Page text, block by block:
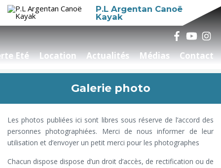
P.L Argentan Canoë
Kayak
Eté Location Actualités Médias Contact
Galerie photo
Les photos publiées ici sont libres sous réserve de l’accord des
personnes photographiées. Merci de nous informer de leur
utilisation et d’envoyer un petit merci pour les photographes
Chacun dispose dispose d’un droit d’accès, de rectification ou de